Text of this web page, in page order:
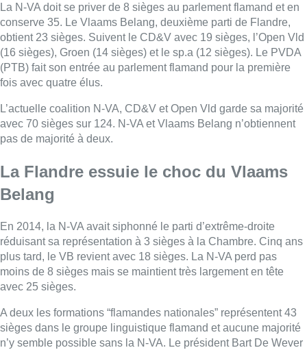
La N-VA doit se priver de 8 sièges au parlement flamand et en
conserve 35. Le Vlaams Belang, deuxième parti de Flandre,
obtient 23 sièges. Suivent le CD&V avec 19 sièges, l’Open Vld
(16 sièges), Groen (14 sièges) et le sp.a (12 sièges). Le PVDA
(PTB) fait son entrée au parlement flamand pour la première
fois avec quatre élus.
L’actuelle coalition N-VA, CD&V et Open Vld garde sa majorité
avec 70 sièges sur 124. N-VA et Vlaams Belang n’obtiennent
pas de majorité à deux.
La Flandre essuie le choc du Vlaams
Belang
En 2014, la N-VA avait siphonné le parti d’extrême-droite
réduisant sa représentation à 3 sièges à la Chambre. Cinq ans
plus tard, le VB revient avec 18 sièges. La N-VA perd pas
moins de 8 sièges mais se maintient très largement en tête
avec 25 sièges.
A deux les formations “flamandes nationales” représentent 43
sièges dans le groupe linguistique flamand et aucune majorité
n’y semble possible sans la N-VA. Le président Bart De Wever